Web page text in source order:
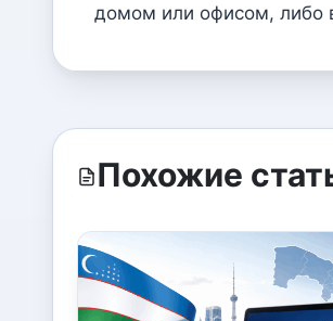
домом или офисом, либо
Похожие